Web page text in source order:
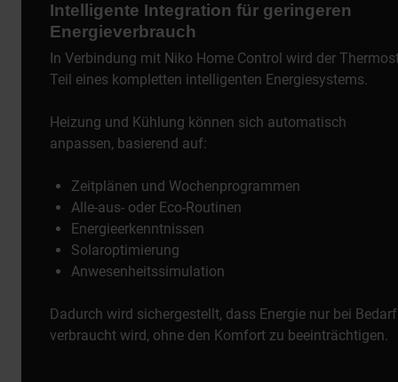
Intelligente Integration für geringeren
Energieverbrauch
In Verbindung mit Niko Home Control wird der
Teil eines kompletten intelligenten Energiesystems.
Heizung und Kühlung können sich automatisch
anpassen, basierend auf:
Zeitplänen und Wochenprogrammen
Alle-aus- oder Eco-Routinen
Energieerkenntnissen
Solaroptimierung
Anwesenheitssimulation
Dadurch wird sichergestellt, dass Energie nur bei Bedarf
verbraucht wird, ohne den Komfort zu beeinträchtigen.